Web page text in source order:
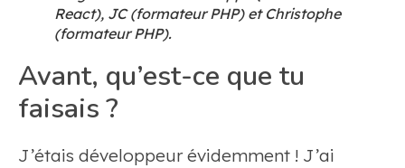
React), JC (formateur PHP) et Christophe
(formateur PHP).
Avant, qu’est-ce que tu
faisais ?
J’étais développeur évidemment ! J’ai